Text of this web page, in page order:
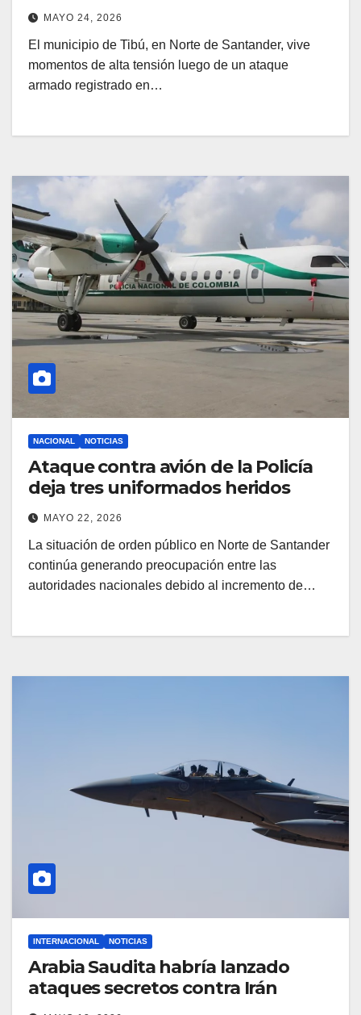
MAYO 24, 2026
El municipio de Tibú, en Norte de Santander, vive
momentos de alta tensión luego de un ataque
armado registrado en…
NACIONAL NOTICIAS
Ataque contra avión de la Policía
deja tres uniformados heridos
MAYO 22, 2026
La situación de orden público en Norte de Santander
continúa generando preocupación entre las
autoridades nacionales debido al incremento de…
INTERNACIONAL NOTICIAS
Arabia Saudita habría lanzado
ataques secretos contra Irán